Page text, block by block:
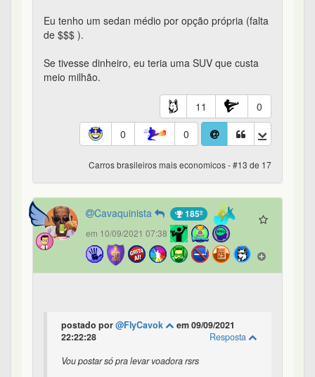
Eu tenho um sedan médio por opção própria (falta
de $$$ ).
Se tivesse dinheiro, eu teria uma SUV que custa
meio milhão.
11
0
0
0
Carros brasileiros mais economicos - #13 de 17
Cavaquinista 185º
em 10/09/2021 07:38
postado por@FlyCavok
em 09/09/2021
22:22:28
Resposta
Vou postar só pra levar voadora rsrs